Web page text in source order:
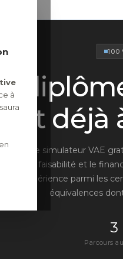
à
100
déjà
Le simulateur VAE
faisabilité et le
expérience parmi les
équivalences
3
Parcours